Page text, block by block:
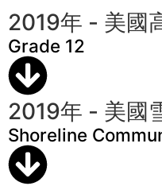
2019年 - 美國
Grade 12
2019年 - 美國
Shoreline